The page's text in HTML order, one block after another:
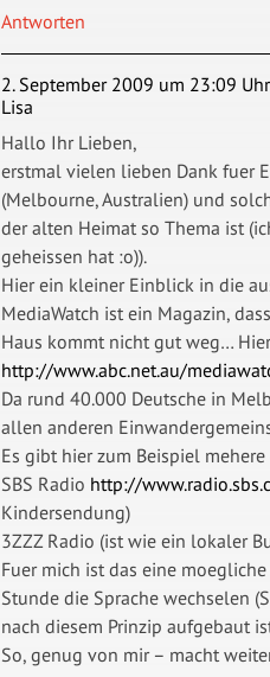
Antworten
2. September 2009 um 23:09 Uhr
Lisa
Hallo Ihr Lieben,
erstmal vielen lieben Dank fuer
(Melbourne, Australien) und
der alten Heimat so Thema ist
geheissen hat :o)).
Hier ein kleiner Einblick in die
MediaWatch ist ein Magazin,
Haus kommt nicht gut weg…
http://www.abc.net.au/
Da rund 40.000 Deutsche in
allen anderen
Es gibt hier zum Beispiel
SBS Radio http://
Kindersendung)
3ZZZ Radio (ist wie ein lokaler
Fuer mich ist das eine
Stunde die Sprache wechselen
nach diesem Prinzip aufgebaut
So, genug von mir – macht